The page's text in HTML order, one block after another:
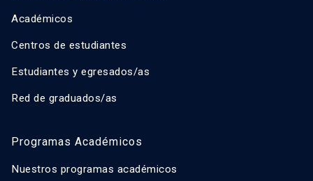
Académicos
Centros de estudiantes
Estudiantes y egresados/as
Red de graduados/as
Programas Académicos
Nuestros programas académicos